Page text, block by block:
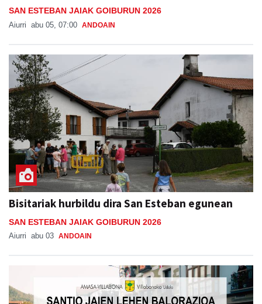
SAN ESTEBAN JAIAK GOIBURUN 2026
Aiurri abu 05, 07:00 ANDOAIN
Bisitariak hurbildu dira San Esteban egunean
SAN ESTEBAN JAIAK GOIBURUN 2026
Aiurri abu 03 ANDOAIN